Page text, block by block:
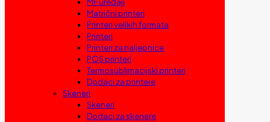
Matrični printeri
Printeri velikih formata
Printeri
Printeri za naljepnice
POS printeri
Termosublimacijski printeri
Dodaci za printere
Skeneri
Skeneri
Dodaci za skenere